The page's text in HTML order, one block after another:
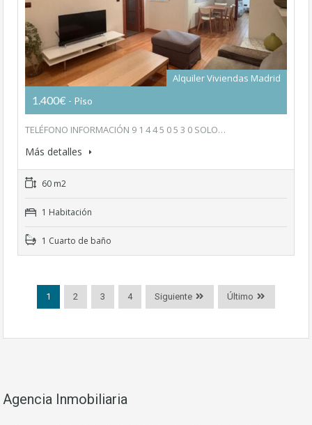
Alquiler Viviendas Madrid
1.400€ - Piso
TELÉFONO INFORMACIÓN 9 1 4 4 5 0 5 3 0 SOLO…
Más detalles
60 m2
1 Habitación
1 Cuarto de baño
1 2 3 4 Siguiente Último
Agencia Inmobiliaria